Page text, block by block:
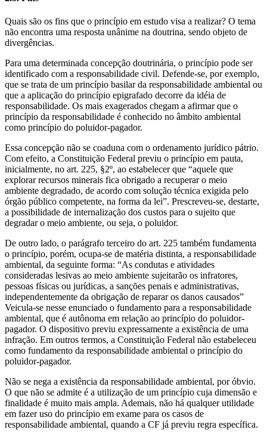
Quais são os fins que o princípio em estudo visa a realizar? O tema
não encontra uma resposta unânime na doutrina, sendo objeto de
divergências.
Para uma determinada concepção doutrinária, o princípio pode ser
identificado com a responsabilidade civil. Defende-se, por exemplo,
que se trata de um princípio basilar da responsabilidade ambiental ou
que a aplicação do princípio epigrafado decorre da idéia de
responsabilidade. Os mais exagerados chegam a afirmar que o
princípio da responsabilidade é conhecido no âmbito ambiental
como princípio do poluidor-pagador.
Essa concepção não se coaduna com o ordenamento jurídico pátrio.
Com efeito, a Constituição Federal previu o princípio em pauta,
inicialmente, no art. 225, §2º, ao estabelecer que “aquele que
explorar recursos minerais fica obrigado a recuperar o meio
ambiente degradado, de acordo com solução técnica exigida pelo
órgão público competente, na forma da lei”. Prescreveu-se, destarte,
a possibilidade de internalização dos custos para o sujeito que
degradar o meio ambiente, ou seja, o poluidor.
De outro lado, o parágrafo terceiro do art. 225 também fundamenta
o princípio, porém, ocupa-se de matéria distinta, a responsabilidade
ambiental, da seguinte forma: “As condutas e atividades
consideradas lesivas ao meio ambiente sujeitarão os infratores,
pessoas físicas ou jurídicas, a sanções penais e administrativas,
independentemente da obrigação de reparar os danos causados”
Veicula-se nesse enunciado o fundamento para a responsabilidade
ambiental, que é autônoma em relação ao princípio do poluidor-
pagador. O dispositivo previu expressamente a existência de uma
infração. Em outros termos, a Constituição Federal não estabeleceu
como fundamento da responsabilidade ambiental o princípio do
poluidor-pagador.
Não se nega a existência da responsabilidade ambiental, por óbvio.
O que não se admite é a utilização de um princípio cuja dimensão e
finalidade é muito mais ampla. Ademais, não há qualquer utilidade
em fazer uso do princípio em exame para os casos de
responsabilidade ambiental, quando a CF já previu regra específica.